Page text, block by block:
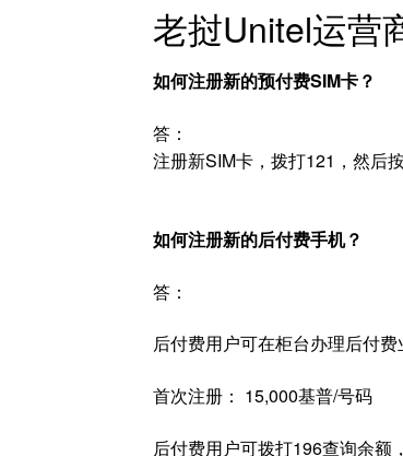
老挝Unitel运营
如何注册新的预付费SIM卡？
答：
注册新SIM卡，拨打121，然后按
如何注册新的后付费手机？
答：
后付费用户可在柜台办理后付费
首次注册： 15,000基普/号码
后付费用户可拨打196查询余额